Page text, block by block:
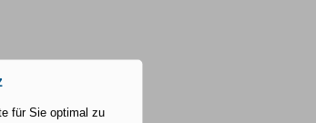
für Sie optimal zu